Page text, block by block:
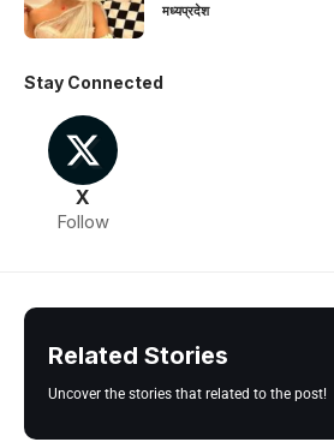
मध्यप्रदेश
Stay Connected
X
Follow
Related Stories
Uncover the stories that related to the post!